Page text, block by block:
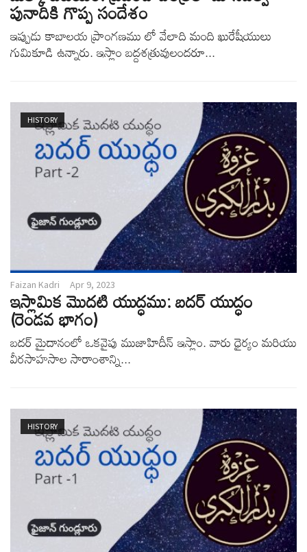
పునాదికి గొప్ప సందేశం
ఇప్పుడు కాబాలయ ప్రాంగణము లో వేలాది మంది ఖురేషీయులు
గుమికూడి ఉన్నారు. ఇస్లాం బద్దశత్రువులందరూ...
HISTORY
Faizan Kadri Apr 9, 2023
ఇస్లామిక మొదటి యుద్ధము: బదర్ యుద్ధం
(రెండవ భాగం)
బదర్ మైదానంలో ఒకవైపు ముజాహిదీన్ ఇస్లాం. వారు ధైర్యం మరియు
వీరసాహసాల సారాంశాన్ని...
HISTORY